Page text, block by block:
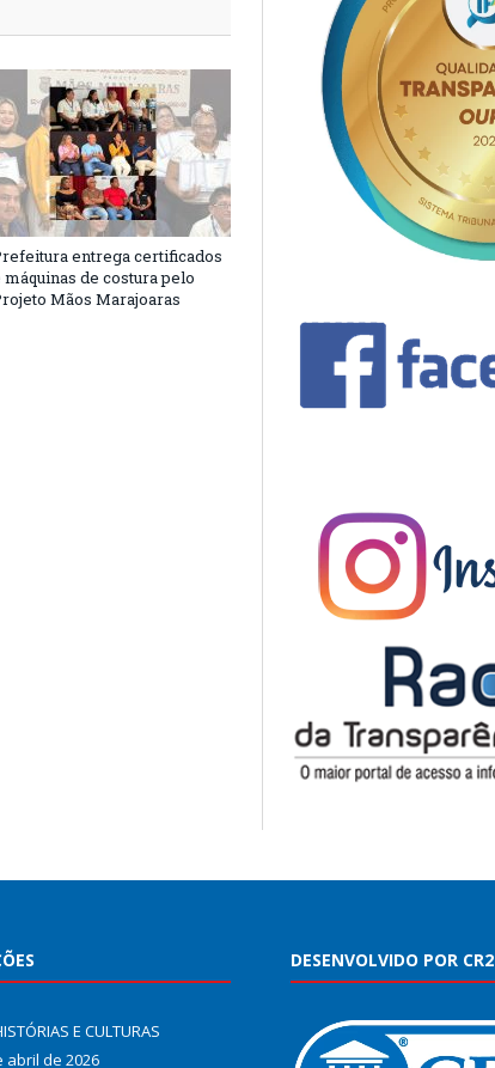
entrega certificados
máquinas de costura pelo
Mãos Marajoaras
E CULTURAS
abril de 2026
DESENVOLVIDO POR CR2